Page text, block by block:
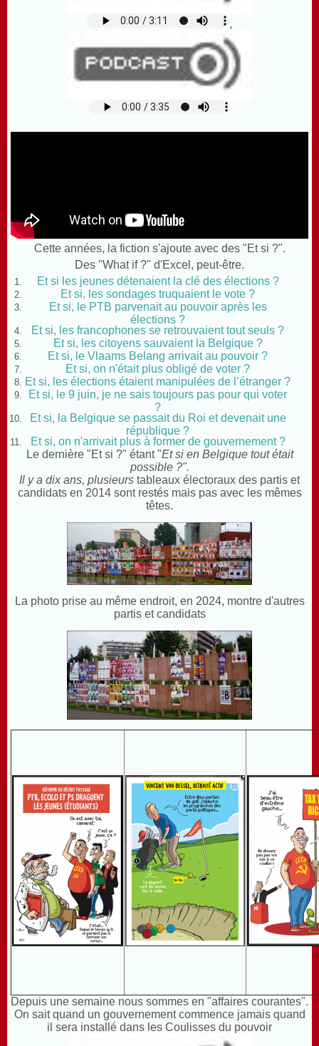
,
Cette années, la fiction s'ajoute avec des "Et si ?".
Des "What if ?" d'Excel, peut-être.
Et si les jeunes détenaient la clé des élections ?
Et si, les sondages truquaient le vote ?
Et si, le PTB parvenait au pouvoir après les
élections ?
Et si, les francophones se retrouvaient tout seuls ?
Et si, les citoyens sauvaient la Belgique ?
Et si, le Vlaams Belang arrivait au pouvoir ?
Et si, on n'était plus obligé de voter ?
Et si, les élections étaient manipulées de l’étranger ?
Et si, le 9 juin, je ne sais toujours pas pour qui voter
?
Et si, la Belgique se passait du Roi et devenait une
république ?
Et si, on n'arrivait plus à former de gouvernement ?
Le dernière "Et si ?" étant "Et si en Belgique tout était
possible ?".
Il y a dix ans, plusieurs tableaux électoraux des partis et
candidats en 2014 sont restés mais pas avec les mêmes
têtes.
La photo prise au même endroit, en 2024, montre d'autres
partis et candidats
Depuis une semaine nous sommes en "affaires courantes".
On sait quand un gouvernement commence jamais quand
il sera installé dans les Coulisses du pouvoir